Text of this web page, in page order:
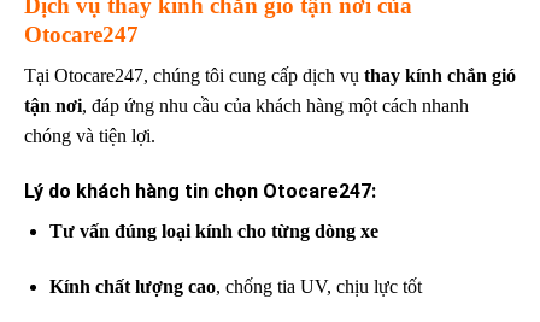
Dịch vụ thay kính chắn gió tận nơi của
Otocare247
Tại Otocare247, chúng tôi cung cấp dịch vụ thay kính chắn gió
tận nơi, đáp ứng nhu cầu của khách hàng một cách nhanh
chóng và tiện lợi.
Lý do khách hàng tin chọn Otocare247:
Tư vấn đúng loại kính cho từng dòng xe
Kính chất lượng cao, chống tia UV, chịu lực tốt